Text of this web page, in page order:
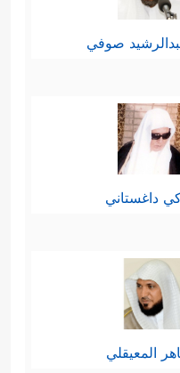
مِن نَّفۡعِهِۦۚ لَبِئۡسَ
الأولى دليلٌ
وبطريق
فِی رَیۡبࣲ مِّنَ ٱلۡبَعۡثِ
الحِسُّ؛ ففي
يوم، فالبَذرة
صوفي
داغستاني
المعيقلي